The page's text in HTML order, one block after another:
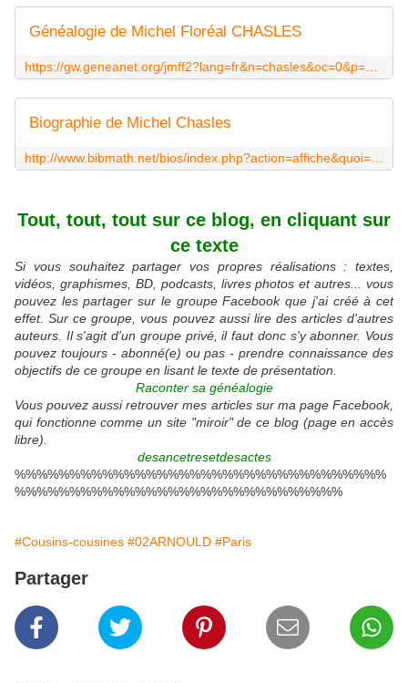
Généalogie de Michel Floréal CHASLES
Biographie de Michel Chasles
Tout, tout, tout sur ce blog, en cliquant sur
ce texte
Si vous souhaitez partager vos propres réalisations : textes,
vidéos, graphismes, BD, podcasts, livres photos et autres... vous
pouvez les partager sur le groupe Facebook que j'ai créé à cet
effet. Sur ce groupe, vous pouvez aussi lire des articles d'autres
auteurs. Il s'agit d'un groupe privé, il faut donc s'y abonner. Vous
pouvez toujours - abonné(e) ou pas - prendre connaissance des
objectifs de ce groupe en lisant le texte de présentation.
Raconter sa généalogie
Vous pouvez aussi retrouver mes articles sur ma page Facebook,
qui fonctionne comme un site "miroir" de ce blog (page en accès
libre).
desancetresetdesactes
%%%%%%%%%%%%%%%%%%%%%%%%%%%%%%%%%%
%%%%%%%%%%%%%%%%%%%%%%%%%%%%%%
#Cousins-cousines #02ARNOULD #Paris
Partager